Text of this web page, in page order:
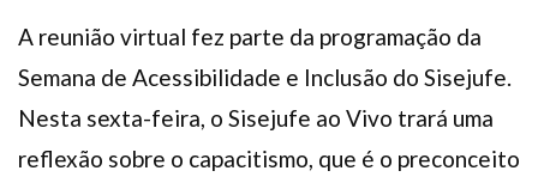
A reunião virtual fez parte da programação da
Semana de Acessibilidade e Inclusão do Sisejufe.
Nesta sexta-feira, o Sisejufe ao Vivo trará uma
reflexão sobre o capacitismo, que é o preconceito